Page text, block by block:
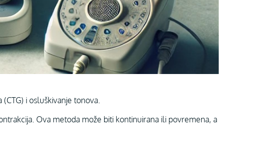
i osluškivanje tonova.
Ova metoda može biti kontinuirana ili povremena, a